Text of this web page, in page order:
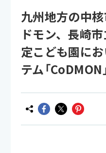
九州地方の中
ドモン、長崎
定こども園に
テム「CoDMON